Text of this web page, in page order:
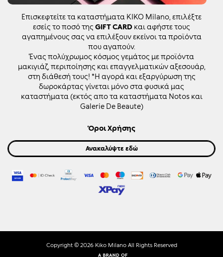
Επισκεφτείτε τα καταστήματα KIKO Milano, επιλέξτε
εσείς το ποσό της GIFT CARD και αφήστε τους
αγαπημένους σας να επιλέξουν εκείνοι τα προϊόντα
που αγαπούν.
Ένας πολύχρωμος κόσμος γεμάτος με προϊόντα
μακιγιάζ, περιποίησης και επαγγελματικών αξεσουάρ,
στη διάθεσή τους! *Η αγορά και εξαργύρωση της
δωροκάρτας γίνεται μόνο στα φυσικά μας
καταστήματα (εκτός απο τα καταστήματα Notos και
Galerie De Beaute)
Όροι Χρήσης
Ανακαλύψτε εδώ
Copyright © 2026Kiko Milano All Rights Reserved